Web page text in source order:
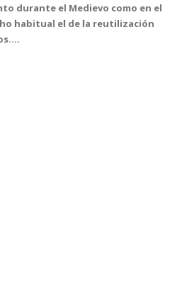
durante el Medievo como en el
habitual el de la reutilización